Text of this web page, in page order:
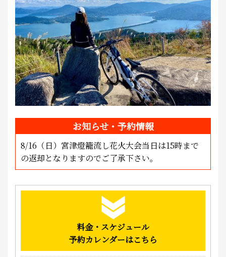
お知らせ・予約情報
8/16（日）宮津燈籠流し花火大会当日は15時まで
の返却となりますのでご了承下さい。
料金・スケジュール
予約カレンダーはこちら